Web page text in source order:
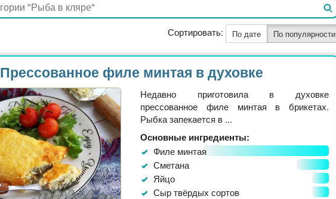
Сортировать: По дате По популярности
Прессованное филе минтая в духовке
Недавно приготовила в духовке
прессованное филе минтая в брикетах.
Рыбка запекается в ...
Основные ингредиенты:
Филе минтая
Сметана
Яйцо
Сыр твёрдых сортов